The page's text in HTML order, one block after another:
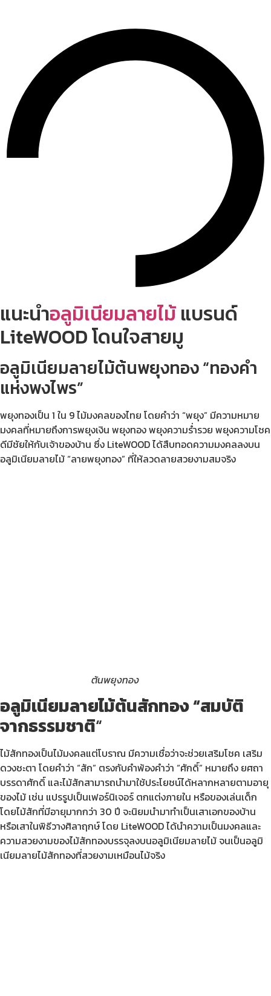
แนะนำอลูมิเนียมลายไม้แบรนด์
LiteWOOD โดนใจสายมู
อลูมิเนียมลายไม้ต้นพยุงทอง “ทองคำ
แห่งพงไพร”
พยุงทองเป็น 1 ใน 9 ไม้มงคลของไทย โดยคำว่า “พยุง” มีความหมาย
มงคลที่หมายถึงการพยุงเงิน พยุงทอง พยุงความร่ำรวย พยุงความโชค
ดีมีชัยให้กับเจ้าของบ้าน ซึ่ง LiteWOOD ได้สืบทอดความมงคลลงบน
อลูมิเนียมลายไม้ “ลายพยุงทอง” ที่ให้ลวดลายสวยงามสมจริง
ต้นพยุงทอง
อลูมิเนียมลายไม้ต้นสักทอง “สมบัติ
จากธรรมชาติ“
ไม้สักทองเป็นไม้มงคลแต่โบราณ มีความเชื่อว่าจะช่วยเสริมโชค เสริม
ดวงชะตา โดยคำว่า “สัก” ตรงกับคำพ้องคำว่า “ศักดิ์” หมายถึง ยศถา
บรรดาศักดิ์ และไม้สักสามารถนำมาใช้ประโยชน์ได้หลากหลายตามอายุ
ของไม้ เช่น แปรรูปเป็นเฟอร์นิเจอร์ ตกแต่งภายใน หรือของเล่นเด็ก
โดยไม้สักที่มีอายุมากกว่า 30 ปี จะนิยมนำมาทำเป็นเสาเอกของบ้าน
หรือเสาในพิธีวางศิลาฤกษ์ โดย LiteWOOD ได้นำความเป็นมงคลและ
ความสวยงามของไม้สักทองบรรจุลงบนอลูมิเนียมลายไม้ จนเป็นอลูมิ
เนียมลายไม้สักทองที่สวยงามเหมือนไม้จริง